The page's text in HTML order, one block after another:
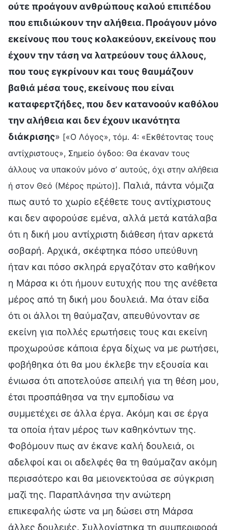
ούτε προάγουν ανθρώπους καλού επιπέδου
που επιδιώκουν την αλήθεια. Προάγουν μόνο
εκείνους που τους κολακεύουν, εκείνους που
έχουν την τάση να λατρεύουν τους άλλους,
που τους εγκρίνουν και τους θαυμάζουν
βαθιά μέσα τους, εκείνους που είναι
καταφερτζήδες, που δεν κατανοούν καθόλου
την αλήθεια και δεν έχουν ικανότητα
διάκρισης» [«Ο Λόγος», τόμ. 4: «Εκθέτοντας τους
αντίχριστους», Σημείο όγδοο: Θα έκαναν τους
άλλους να υπακούν μόνο σ’ αυτούς, όχι στην αλήθεια
ή στον Θεό (Μέρος πρώτο)]. Παλιά, πάντα νόμιζα
πως αυτό το χωρίο εξέθετε τους αντίχριστους
και δεν αφορούσε εμένα, αλλά μετά κατάλαβα
ότι η δική μου αντίχριστη διάθεση ήταν αρκετά
σοβαρή. Αρχικά, σκέφτηκα πόσο υπεύθυνη
ήταν και πόσο σκληρά εργαζόταν στο καθήκον
η Μάρσα κι ότι ήμουν ευτυχής που της ανέθετα
μέρος από τη δική μου δουλειά. Μα όταν είδα
ότι οι άλλοι τη θαύμαζαν, απευθύνονταν σε
εκείνη για πολλές ερωτήσεις τους και εκείνη
προχωρούσε κάποια έργα δίχως να με ρωτήσει,
φοβήθηκα ότι θα μου έκλεβε την εξουσία και
ένιωσα ότι αποτελούσε απειλή για τη θέση μου,
έτσι προσπάθησα να την εμποδίσω να
συμμετέχει σε άλλα έργα. Ακόμη και σε έργα
τα οποία ήταν μέρος των καθηκόντων της.
Φοβόμουν πως αν έκανε καλή δουλειά, οι
αδελφοί και οι αδελφές θα τη θαύμαζαν ακόμη
περισσότερο και θα μειονεκτούσα σε σύγκριση
μαζί της. Παραπλάνησα την ανώτερη
επικεφαλής ώστε να μη δώσει στη Μάρσα
άλλες δουλειές. Συλλογίστηκα τη συμπεριφορά